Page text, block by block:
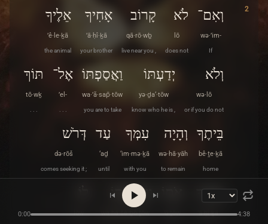
2 וְאִם־
wə·’im-
If
לֹא
lō
does not
קָרוֹב
qā·rō·wḇ
live near you ,
אָחִיךָ
’ā·ḥî·ḵā
your brother
אֵלֶיךָ
’ê·le·ḵā
the animal
וְלֹא
wə·lō
or if you do not
יְדַעְתּוֹ
yə·ḏa‘·tōw
know who he is ,
וַאֲסַפְתּוֹ
wa·’ă·sap̄·tōw
you are to take
אֶל־
’el-
. . .
תּוֹךְ
tō·wḵ
. . .
בֵּיתֶךָ
bê·ṯe·ḵā
home
וְהָיָה
wə·hā·yāh
to remain
עִמְּךָ
‘im·mə·ḵā
with you
עַד
‘aḏ
until
דְּרֹשׁ
də·rōš
comes seeking it ;
אָחִיךָ
’ā·ḥî·ḵā
’ō·ṯōw
וַהֲשֵׁבֹתוֹ
wa·hă·šê·ḇō·ṯōw
lōw
0:00 4:38